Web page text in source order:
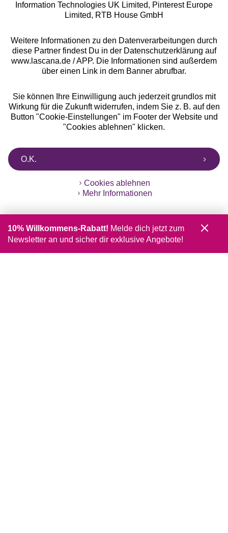
** Bonität vorausgesetzt, berechtigt zur Bonitätsprüfung
Information Technologies UK Limited, Pinterest Europe
Limited, RTB House GmbH
Weitere Informationen zu den Datenverarbeitungen durch
diese Partner findest Du in der Datenschutzerklärung auf
www.lascana.de / APP. Die Informationen sind außerdem
über einen Link in dem Banner abrufbar.
Sie können Ihre Einwilligung auch jederzeit grundlos mit
Wirkung für die Zukunft widerrufen, indem Sie z. B. auf den
Button "Cookie-Einstellungen" im Footer der Website und
"Cookies ablehnen" klicken.
O.K.
Cookies ablehnen
Mehr Informationen
10% Willkommens-Rabatt! Melde dich jetzt zum
Newsletter an und sicher dir exklusive Angebote!